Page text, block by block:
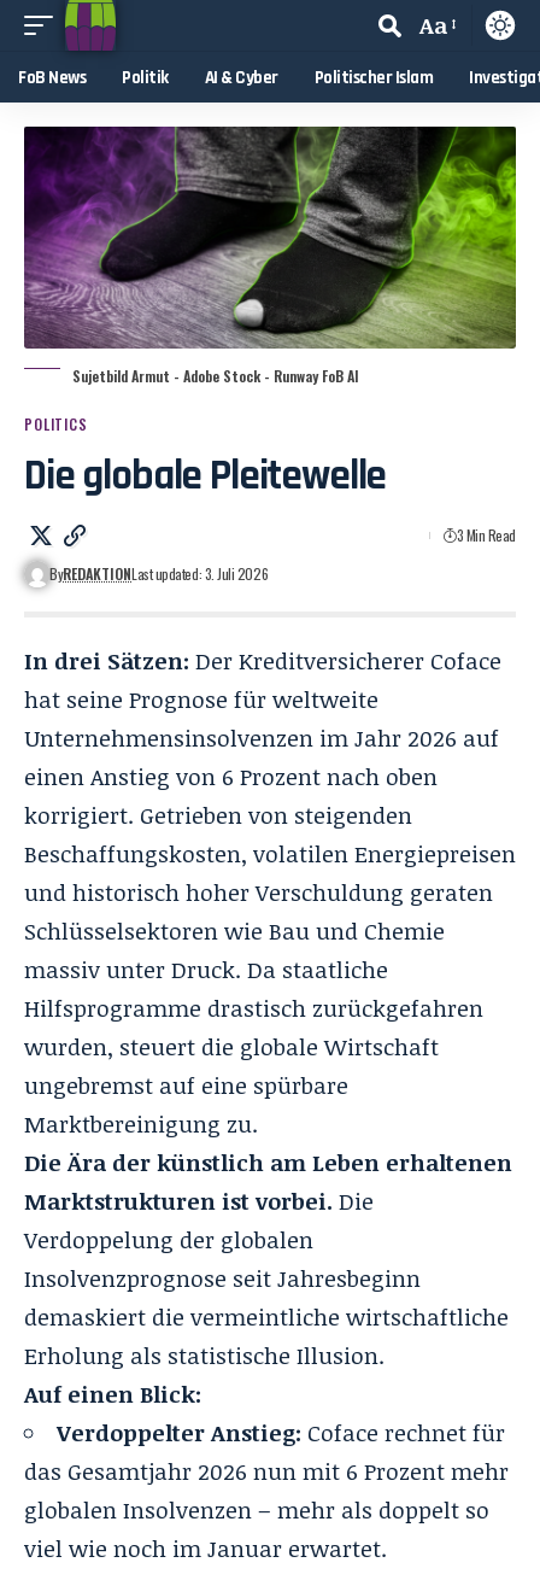
Aa
FoB News Politik AI & Cyber Politischer Islam
Sujetbild Armut - Adobe Stock - Runway FoB AI
POLITICS
Die globale Pleitewelle
ByREDAKTIONLast updated: 3. Juli 2026
3 Min Read
In drei Sätzen: Der Kreditversicherer Coface
hat seine Prognose für weltweite
Unternehmensinsolvenzen im Jahr 2026 auf
einen Anstieg von 6 Prozent nach oben
korrigiert. Getrieben von steigenden
Beschaffungskosten, volatilen Energiepreisen
und historisch hoher Verschuldung geraten
Schlüsselsektoren wie Bau und Chemie
massiv unter Druck. Da staatliche
Hilfsprogramme drastisch zurückgefahren
wurden, steuert die globale Wirtschaft
ungebremst auf eine spürbare
Marktbereinigung zu.
Die Ära der künstlich am Leben erhaltenen
Marktstrukturen ist vorbei. Die
Verdoppelung der globalen
Insolvenzprognose seit Jahresbeginn
demaskiert die vermeintliche wirtschaftliche
Erholung als statistische Illusion.
Auf einen Blick:
Verdoppelter Anstieg: Coface rechnet für
das Gesamtjahr 2026 nun mit 6 Prozent mehr
globalen Insolvenzen – mehr als doppelt so
viel wie noch im Januar erwartet.